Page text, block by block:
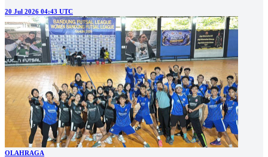
20 Jul 2026 04:43 UTC
OLAHRAGA